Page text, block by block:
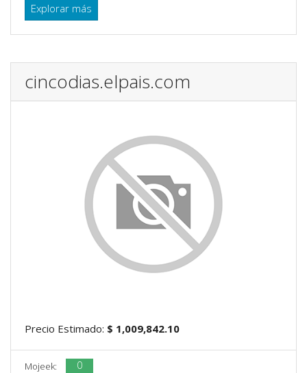
Explorar más
cincodias.elpais.com
Precio Estimado: $ 1,009,842.10
Mojeek: 0